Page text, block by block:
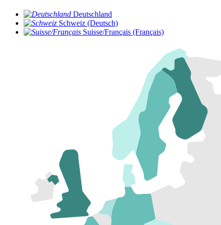
Deutschland
Schweiz (Deutsch)
Suisse/Français (Français)